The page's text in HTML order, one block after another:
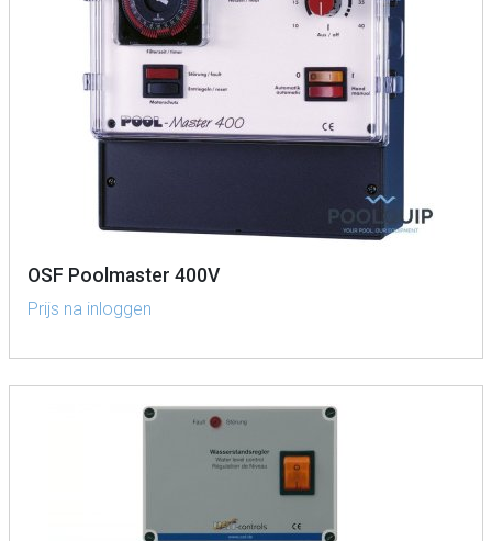
OSF Poolmaster 400V
Prijs na inloggen